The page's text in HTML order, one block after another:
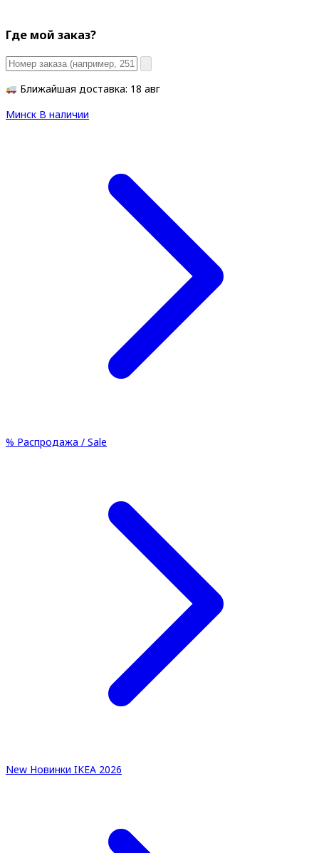
Где мой заказ?
Ближайшая доставка: 18 авг
Минск В наличии
% Распродажа / Sale
New Новинки IKEA 2026